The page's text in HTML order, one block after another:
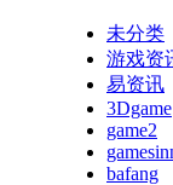
未分类
游戏资
易资讯
3Dgame
game2
bafang